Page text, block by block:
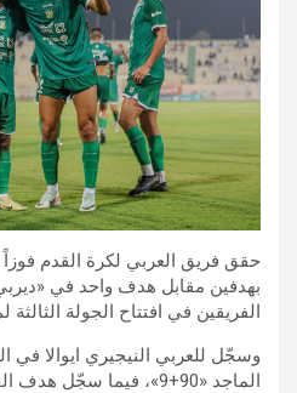
حقق فريق العربي لكرة القدم
بهدفين مقابل هدف واحد في
الفريقين في افتتاح الجولة
الماجد «90+9»، فيما